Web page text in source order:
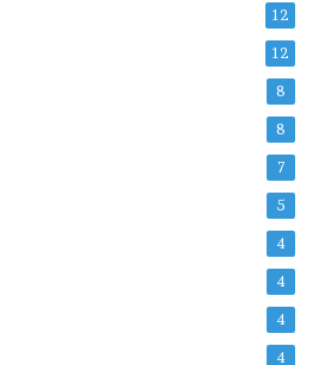
12
12
8
8
7
5
4
4
4
4